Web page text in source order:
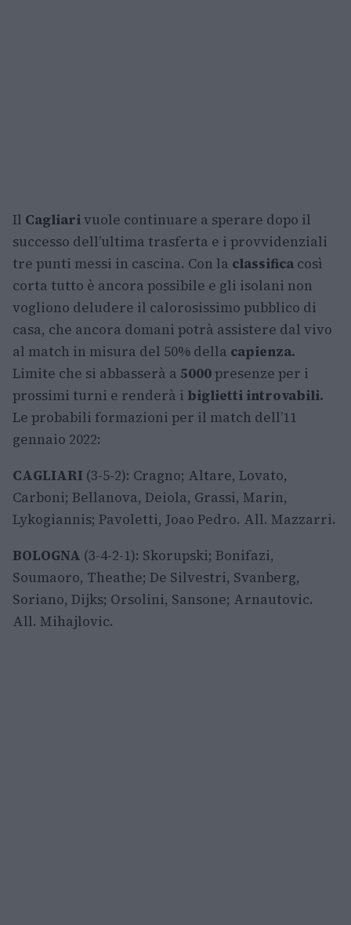
Il Cagliarivuole continuare a sperare dopo il
successo dell’ultima trasferta e i provvidenziali
tre punti messi in cascina. Con la classifica così
corta tutto è ancora possibile e gli isolani non
vogliono deludere il calorosissimo pubblico di
casa, che ancora domani potrà assistere dal vivo
al match in misura del 50% della capienza.
Limite che si abbasserà a 5000presenze per i
prossimi turni e renderà i biglietti introvabili.
Le probabili formazioni per il match dell’11
gennaio 2022:
CAGLIARI (3-5-2): Cragno; Altare, Lovato,
Carboni; Bellanova, Deiola, Grassi, Marin,
Lykogiannis; Pavoletti, Joao Pedro. All. Mazzarri.
BOLOGNA (3-4-2-1): Skorupski; Bonifazi,
Soumaoro, Theathe; De Silvestri, Svanberg,
Soriano, Dijks; Orsolini, Sansone; Arnautovic.
All. Mihajlovic.